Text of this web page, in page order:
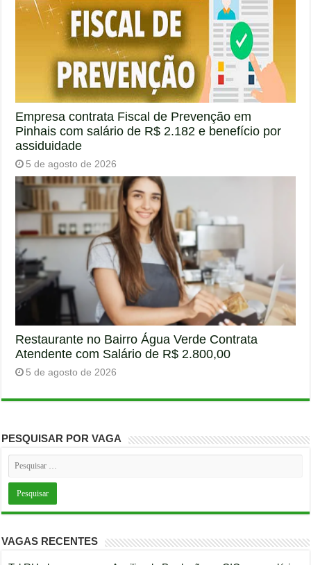
Empresa contrata Fiscal de Prevenção em
Pinhais com salário de R$ 2.182 e benefício por
assiduidade
5 de agosto de 2026
Restaurante no Bairro Água Verde Contrata
Atendente com Salário de R$ 2.800,00
5 de agosto de 2026
PESQUISAR POR VAGA
VAGAS RECENTES